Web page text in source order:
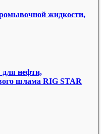
жидкости,
нефти,
шлама RIG STAR